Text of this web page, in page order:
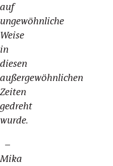
auf
ungewöhnliche
Weise
in
diesen
außergewöhnlichen
Zeiten
gedreht
wurde.
–
Mika